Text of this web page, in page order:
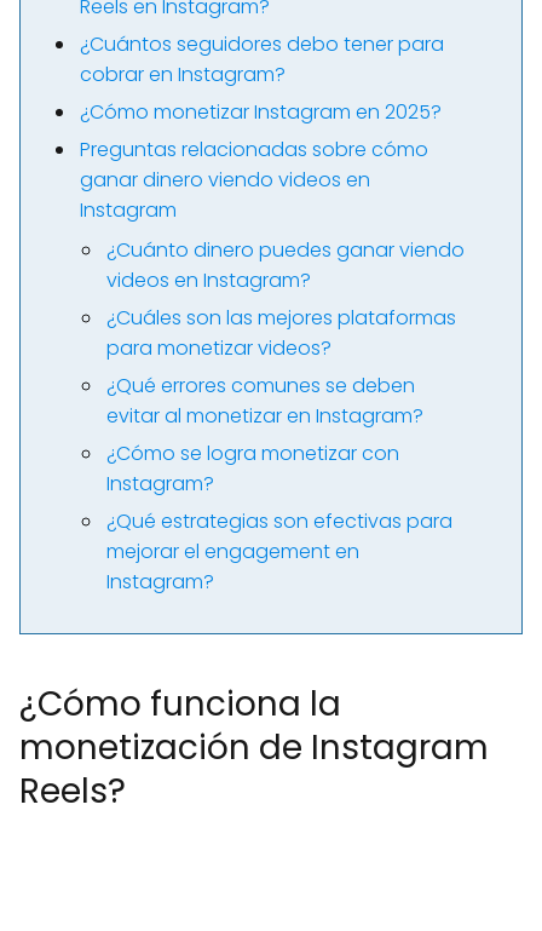
Reels en Instagram?
¿Cuántos seguidores debo tener para
cobrar en Instagram?
¿Cómo monetizar Instagram en 2025?
Preguntas relacionadas sobre cómo
ganar dinero viendo videos en
Instagram
¿Cuánto dinero puedes ganar viendo
videos en Instagram?
¿Cuáles son las mejores plataformas
para monetizar videos?
¿Qué errores comunes se deben
evitar al monetizar en Instagram?
¿Cómo se logra monetizar con
Instagram?
¿Qué estrategias son efectivas para
mejorar el engagement en
Instagram?
¿Cómo funciona la
monetización de Instagram
Reels?